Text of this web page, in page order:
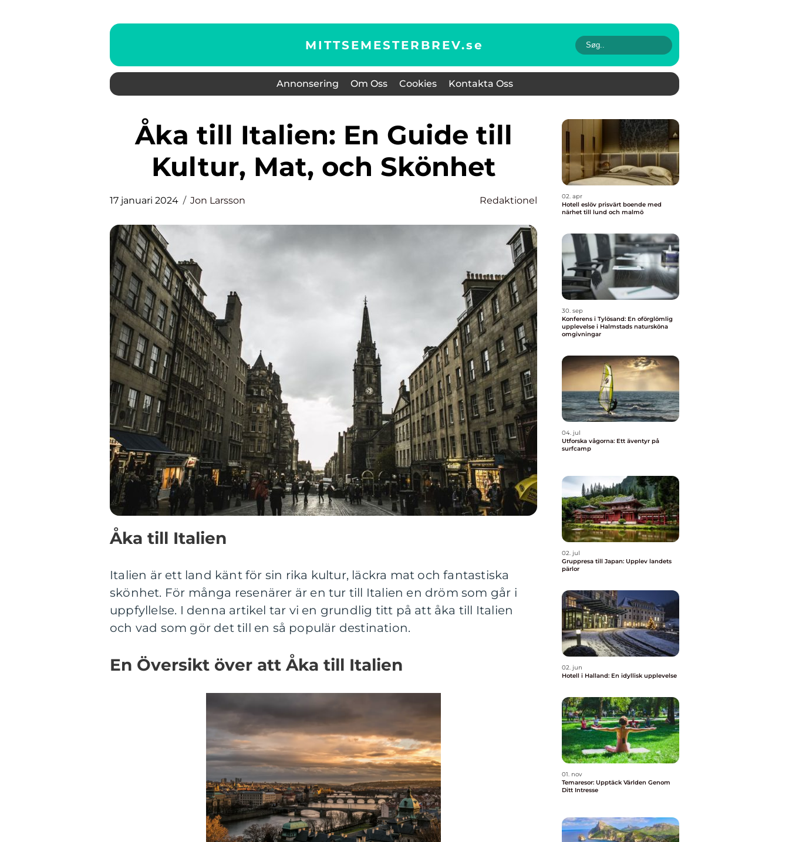
MITTSEMESTERBREV.se
Annonsering Om Oss Cookies Kontakta Oss
Åka till Italien: En Guide till
Kultur, Mat, och Skönhet
17 januari 2024 Jon Larsson Redaktionel
Åka till Italien
Italien är ett land känt för sin rika kultur, läckra mat och fantastiska
skönhet. För många resenärer är en tur till Italien en dröm som går i
uppfyllelse. I denna artikel tar vi en grundlig titt på att åka till Italien
och vad som gör det till en så populär destination.
En Översikt över att Åka till Italien
02. apr
Hotell eslöv prisvärt boende med
närhet till lund och malmö
30. sep
Konferens i Tylösand: En oförglömlig
upplevelse i Halmstads natursköna
omgivningar
04. jul
Utforska vågorna: Ett äventyr på
surfcamp
02. jul
Gruppresa till Japan: Upplev landets
pärlor
02. jun
Hotell i Halland: En idyllisk upplevelse
01. nov
Temaresor: Upptäck Världen Genom
Ditt Intresse